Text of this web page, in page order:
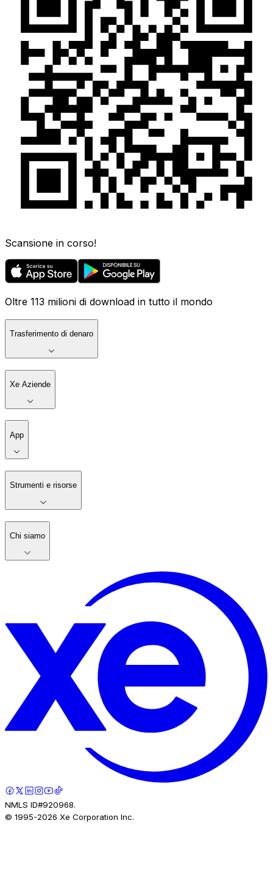
Scansione in corso!
Oltre 113 milioni di download in tutto il mondo
Trasferimento di denaro
Xe Aziende
App
Strumenti e risorse
Chi siamo
NMLS ID#920968.
© 1995-2026 Xe Corporation Inc.